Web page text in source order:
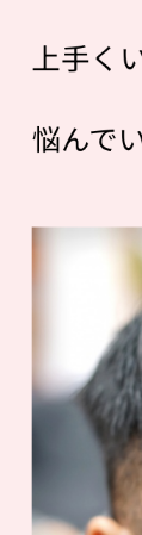
上手く
悩んで